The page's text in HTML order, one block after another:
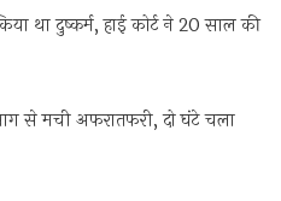
था दुष्कर्म, हाई कोर्ट ने 20 साल की
से मची अफरातफरी, दो घंटे चला